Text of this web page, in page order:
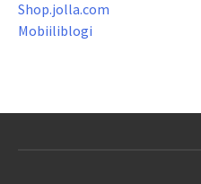
Shop.jolla.com
Mobiiliblogi